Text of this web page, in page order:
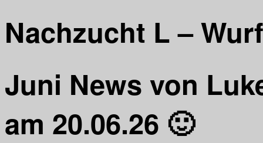
Nachzucht L –
Juni News von
am 20.06.26 🙂